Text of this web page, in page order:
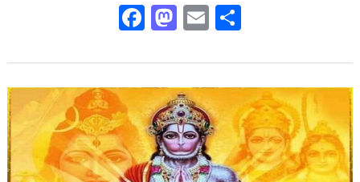
Facebook
Mastodon
Email